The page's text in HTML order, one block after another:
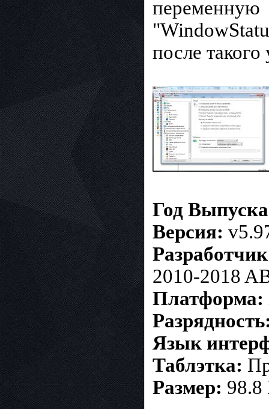
переменную
после
Год
Версия:
2010-2018
Платформа:
Язык
Таблэтка:
Размер: 98.8